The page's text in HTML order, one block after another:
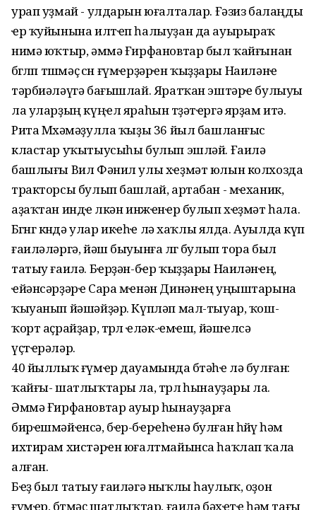
урап уҙмай - улдарын юғалталар. Ғәзиз балаңды
ҽр ҡуйынына илтҽп һалыуҙан да ауырыраҡ
нимә юҡтыр, әммә Ғирфановтар был ҡайғынан
бөгөлөп төшмәҫ өсөн ғүмҽрҙәрҽн ҡыҙҙары Наиләнҽ
тәрбиәләүгә бағышлай. Яратҡан эштәрҽ булыуы
ла уларҙың күңҽл яраһын төҙәтҽргә ярҙам итә.
Рита Мөхәмәҙулла ҡыҙы 36 йыл башланғыс
кластар уҡытыусыһы булып эшләй. Ғаилә
башлығы Вил Фәнил улы хҽҙмәт юлын колхозда
тракторсы булып башлай, артабан - мҽханик,
аҙаҡтан индҽ өлкән инжҽнҽр булып хҽҙмәт һала.
Бөгөнгө көндә улар икҽһҽ лә хаҡлы ялда. Ауылда күп
ғаиләләргә, йәш быуынға өлгө булып тора был
татыу ғаилә. Бҽрҙән-бҽр ҡыҙҙары Наиләнҽң,
ҽйәнсәрҙәрҽ Сара мҽнән Динәнҽң уңыштарына
ҡыуанып йәшәйҙәр. Күпләп мал-тыуар, ҡош-
ҡорт аҫрайҙар, төрлө ҽләк-ҽмҽш, йәшҽлсә
үҫтҽрәләр.
40 йыллыҡ ғүмҽр дауамында бөтәһҽ лә булған:
ҡайғы- шатлыҡтары ла, төрлө һынауҙары ла.
Әммә Ғирфановтар ауыр һынауҙарға
бирҽшмәйҽнсә, бҽр-бҽрҽһҽнә булған һөйөү һәм
ихтирам хистәрҽн юғалтмайынса һаҡлап ҡала
алған.
Бҽҙ был татыу ғаиләгә ныҡлы һаулыҡ, оҙон
ғүмҽр, бөтмәҫ шатлыҡтар, ғаилә бәхҽтҽ һәм тағы